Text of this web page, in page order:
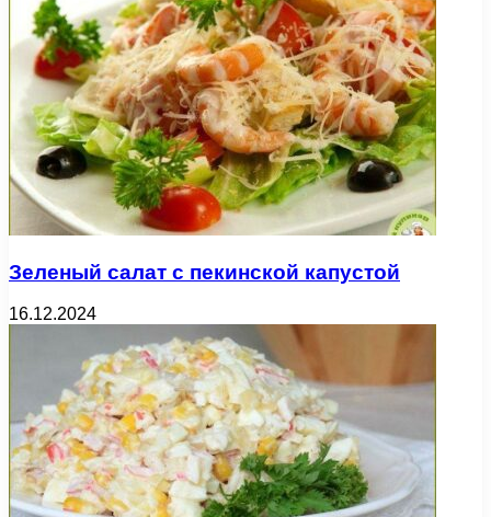
Зеленый салат с пекинской капустой
16.12.2024